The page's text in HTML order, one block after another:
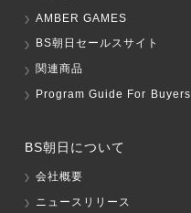
AMBER GAMES
BS朝日セールスサイト
関連商品
Program Guide For Buyers
BS朝日について
会社概要
ニュースリリース